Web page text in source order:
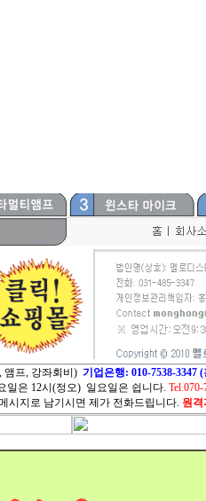
앰프, 강좌회비) 기업은행: 010-7538-3347
일은 12시(정오) 일요일은 쉽니다.
시지로 남기시면 제가 전화드립니다. 원